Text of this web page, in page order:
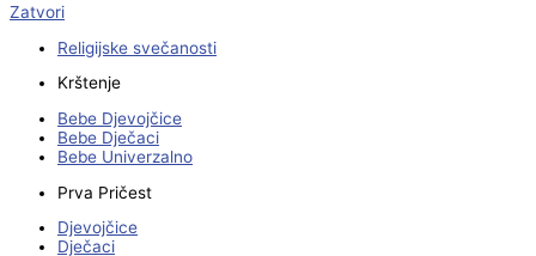
Zatvori
Religijske svečanosti
Krštenje
Bebe Djevojčice
Bebe Dječaci
Bebe Univerzalno
Prva Pričest
Djevojčice
Dječaci